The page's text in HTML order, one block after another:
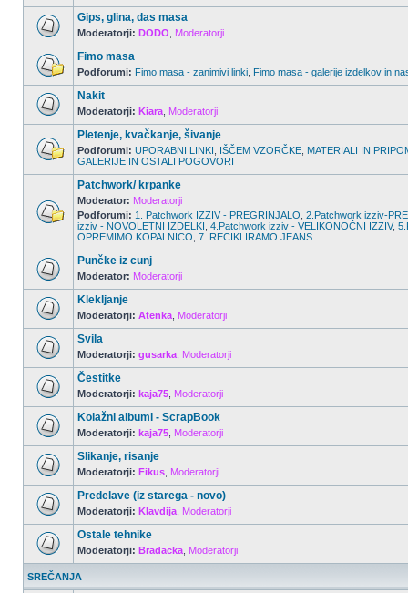
Gips, glina, das masa
Moderatorji: DODO Moderatorji
Fimo masa
Podforumi: Fimo masa - zanimivi linki Fimo masa - galerije izdelkov in
Nakit
Moderatorji: Kiara Moderatorji
Pletenje, kvačkanje, šivanje
Podforumi: UPORABNI LINKI IŠČEM VZORČKE MATERIALI IN
GALERIJE IN OSTALI POGOVORI
Patchwork/ krpanke
Moderator: Moderatorji
Podforumi: 1. Patchwork IZZIV - PREGRINJALO 2.Patchwork izziv-
izziv - NOVOLETNI IZDELKI 4.Patchwork izziv - VELIKONOČNI IZZIV,
OPREMIMO KOPALNICO 7. RECIKLIRAMO JEANS
Punčke iz cunj
Moderator: Moderatorji
Klekljanje
Moderatorji: Atenka Moderatorji
Svila
Moderatorji: gusarka Moderatorji
Čestitke
Moderatorji: kaja75 Moderatorji
Kolažni albumi - ScrapBook
Moderatorji: kaja75 Moderatorji
Slikanje, risanje
Moderatorji: Fikus Moderatorji
Predelave (iz starega - novo)
Moderatorji: Klavdija Moderatorji
Ostale tehnike
Moderatorji: Bradacka Moderatorji
SREČANJA